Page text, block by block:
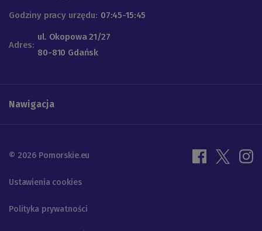
Godziny pracy urzędu: 07:45-15:45
Adres:
ul. Okopowa 21/27
80-810 Gdańsk
Nawigacja
© 2026 Pomorskie.eu
Ustawienia cookies
Polityka prywatności